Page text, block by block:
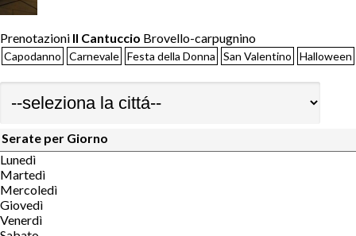
Prenotazioni Il Cantuccio Brovello-carpugnino
Capodanno Carnevale Festa della Donna San Valentino Halloween
Serate per Giorno
Lunedì
Martedì
Mercoledì
Giovedì
Venerdì